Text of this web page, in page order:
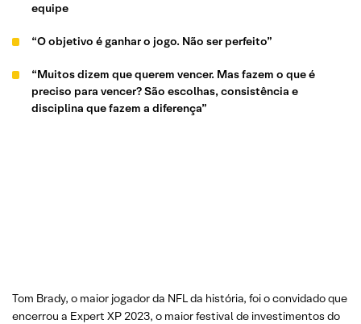
equipe
“O objetivo é ganhar o jogo. Não ser perfeito”
“Muitos dizem que querem vencer. Mas fazem o que é
preciso para vencer? São escolhas, consistência e
disciplina que fazem a diferença”
Tom Brady, o maior jogador da NFL da história, foi o convidado que
encerrou a Expert XP 2023, o maior festival de investimentos do